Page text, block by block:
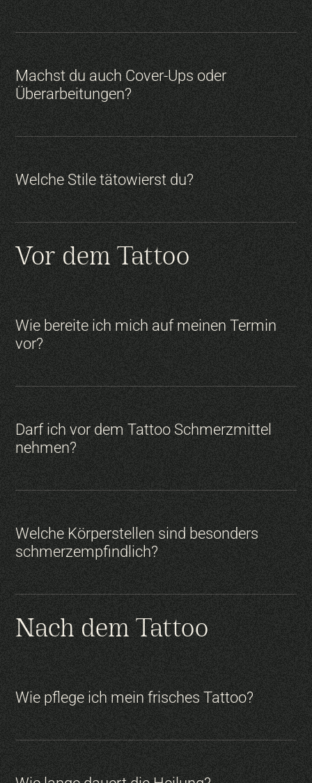
Machst du auch Cover-Ups oder
Überarbeitungen?
Welche Stile tätowierst du?
Geometric, Mandala & Dotwork:
Black & Grey:
Cover-Ups & Tattoo-Erneuerung:
Vor dem Tattoo
Wie bereite ich mich auf meinen Termin
vor?
online
Medikamente:
Darf ich vor dem Tattoo Schmerzmittel
nehmen?
Welche Körperstellen sind besonders
schmerzempfindlich?
Empfindlicher:
Nach dem Tattoo
Wie pflege ich mein frisches Tattoo?